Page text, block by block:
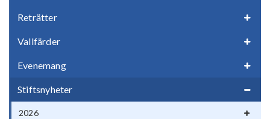
Reträtter
Vallfärder
Evenemang
Stiftsnyheter
2026